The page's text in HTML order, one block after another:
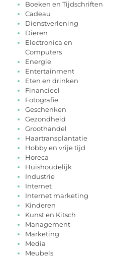
Boeken en Tijdschriften
Cadeau
Dienstverlening
Dieren
Electronica en
Computers
Energie
Entertainment
Eten en drinken
Financieel
Fotografie
Geschenken
Gezondheid
Groothandel
Haartransplantatie
Hobby en vrije tijd
Horeca
Huishoudelijk
Industrie
Internet
Internet marketing
Kinderen
Kunst en Kitsch
Management
Marketing
Media
Meubels